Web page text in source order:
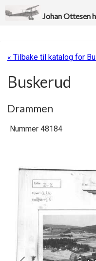
Johan Ottesen
« Tilbake til katalog for
Buskerud
Drammen
Nummer 48184